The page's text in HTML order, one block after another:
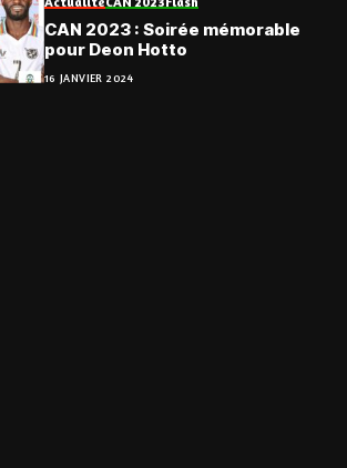
CAN 2023 : Soirée mémorable
pour Deon Hotto
16 JANVIER 2024